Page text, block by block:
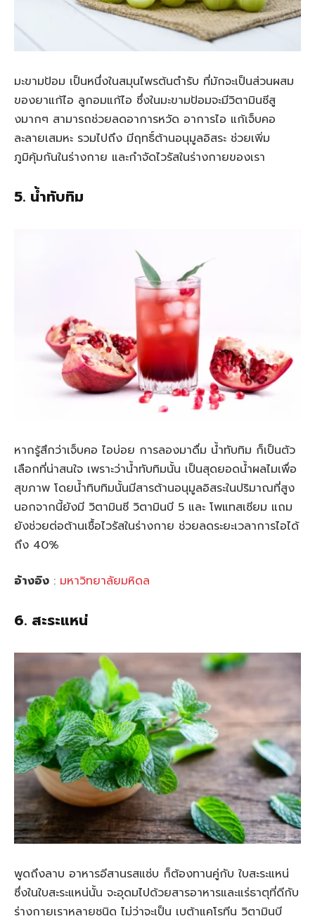
มะขามป้อม เป็นหนึ่งในสมุนไพรต้นตำรับ ที่มักจะเป็นส่วนผสม
ของยาแก้ไอ ลูกอมแก้ไอ ซึ่งในมะขามป้อมจะมีวิตามินซีสู
งมากๆ สามารถช่วยลดอาการหวัด อาการไอ แก้เจ็บคอ
ละลายเสมหะ รวมไปถึง มีฤทธิ์ต้านอนุมูลอิสระ ช่วยเพิ่ม
ภูมิคุ้มกันในร่างกาย และกำจัดไวรัสในร่างกายของเรา
5. น้ำทับทิม
หากรู้สึกว่าเจ็บคอ ไอบ่อย การลองมาดื่ม น้ำทับทิม ก็เป็นตัว
เลือกที่น่าสนใจ เพราะว่าน้ำทับทิมนั้น เป็นสุดยอดน้ำผลไมเพื่อ
สุขภาพ โดยน้ำทิบทิมนั้นมีสารต้านอนุมูลอิสระในปริมาณที่สูง
นอกจากนี้ยังมี วิตามินซี วิตามินบี 5 และ โพแทสเซียม แถม
ยังช่วยต่อต้านเชื้อไวรัสในร่างกาย ช่วยลดระยะเวลาการไอได้
ถึง 40%
อ้างอิง : มหาวิทยาลัยมหิดล
6. สะระแหน่
พูดถึงลาบ อาหารอีสานรสแซ่บ ก็ต้องทานคู่กับ ใบสะระแหน่
ซึ่งในใบสะระแหน่นั้น จะอุดมไปด้วยสารอาหารและแร่ธาตุที่ดีกับ
ร่างกายเราหลายชนิด ไม่ว่าจะเป็น เบต้าแคโรทีน วิตามินบี